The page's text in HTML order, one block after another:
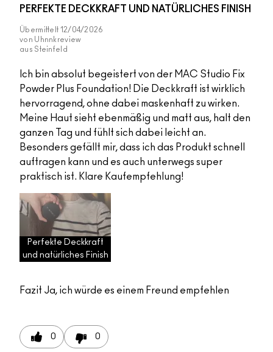
PERFEKTE DECKKRAFT UND NATÜRLICHES FINISH
Übermittelt 12/04/2026
von Uhnnkreview
aus Steinfeld
Ich bin absolut begeistert von der MAC Studio Fix
Powder Plus Foundation! Die Deckkraft ist wirklich
hervorragend, ohne dabei maskenhaft zu wirken.
Meine Haut sieht ebenmäßig und matt aus, halt den
ganzen Tag und fühlt sich dabei leicht an.
Besonders gefällt mir, dass ich das Produkt schnell
auftragen kann und es auch unterwegs super
praktisch ist. Klare Kaufempfehlung!
Perfekte Deckkraft
und natürliches Finish
Fazit Ja, ich würde es einem Freund empfehlen
0 0